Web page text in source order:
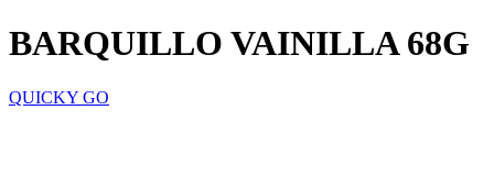
BARQUILLO VAINILLA 68G
QUICKY GO